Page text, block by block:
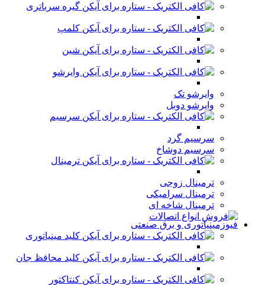
گیره سرباتری
کلمپ
شین
وایرشو
وایرشو تک
وایرشو دوبل
سرسیم
سرسیم گرد
سرسیم دوشاخ
ترمینال
ترمینال زوجی
ترمینال سرامیکی
ترمینال شاخه ای
فیوزمینیاتوری و برق صنعتی
کلید مینیاتوری
کلید محافظ جان
کنتاکتور